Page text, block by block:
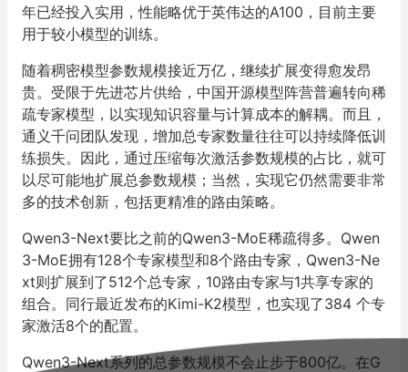
年已经投入实用，性能略优于英伟达的A100 ，目前主要
用于较小模型的训练。
随着稠密模型参数规模接近万亿，继续扩展变得愈发昂
贵。受限于先进芯片供给，中国开源模型阵营普遍转向稀
疏专家模型，以实现知识容量与计算成本的解耦。而且，
通义千问团队发现，增加总专家数量往往可以持续降低训
练损失。因此，通过压缩每次激活参数规模的占比，就可
以尽可能地扩展总参数规模；当然，实现它仍然需要非常
多的技术创新，包括更精准的路由策略。
Qwen3-Next要比之前的Qwen3-MoE稀疏得多。 Qwen
3-MoE拥有128个专家模型和8个路由专家， Qwen3-Ne
xt则扩展到了512个总专家， 10路由专家与1共享专家的
组合。同行最近发布的Kimi-K2模型，也实现了384 个专
家激活8个的配置。
Qwen3-Next系列的总参数规模不会止步于800亿。在G